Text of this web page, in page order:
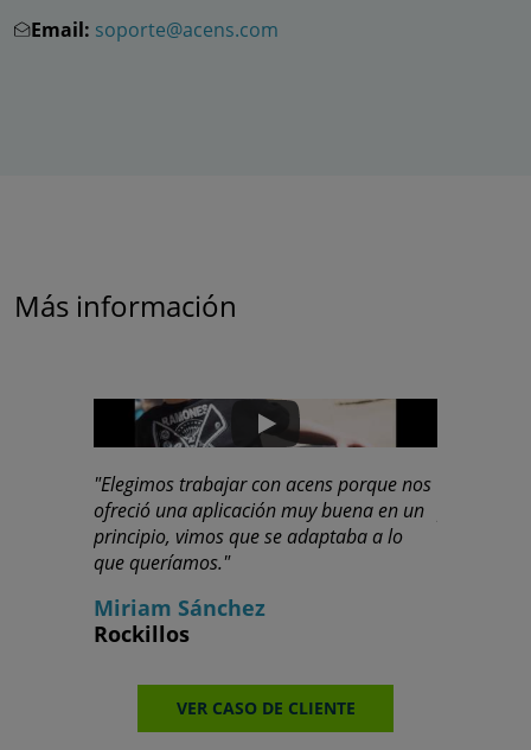
Email: soporte@acens.com
Más información
"Elegimos trabajar con acens porque nos
ofreció una aplicación muy buena en un
principio, vimos que se adaptaba a lo
que queríamos."
Miriam Sánchez
Rockillos
VER CASO DE CLIENTE